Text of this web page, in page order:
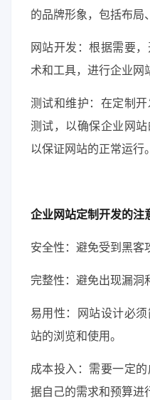
的品牌形象，包括布局
网站开发：根据需要
术和工具，进行企业网
测试和维护：在定制
测试，以确保企业网
以保证网站的正常运行。
企业网站定制开发的注
安全性：避免受到黑客
完整性：避免出现漏洞
易用性：网站设计必
站的浏览和使用。
成本投入：需要一定
据自己的需求和预算进